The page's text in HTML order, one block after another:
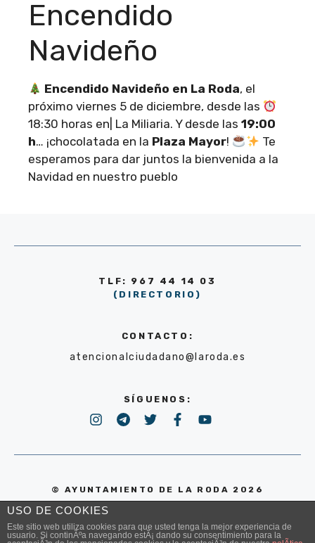
Encendido
Navideño
Encendido Navideño en La Roda, el
próximo viernes 5 de diciembre, desde las
18:30 horas en| La Miliaria. Y desde las 19:00
h… ¡chocolatada en la Plaza Mayor!
Te
esperamos para dar juntos la bienvenida a la
Navidad en nuestro pueblo
TLF: 967 44 14 03
(DIRECTORIO)
CONTACTO:
atencionalciudadano@laroda.es
SÍGUENOS:
© AYUNTAMIENTO DE LA RODA 2026
POLÍTICA DE PRIVACIDAD
USO DE COOKIES
Este sitio web utiliza cookies para que usted tenga la mejor experiencia de
usuario. Si continÃºa navegando estÃ¡ dando su consentimiento para la